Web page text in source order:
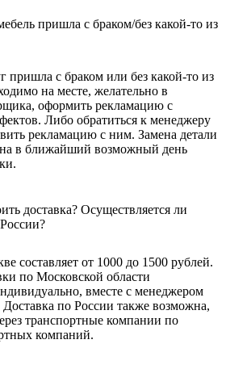
пришла с браком/без какой-то из
пришла с браком или без какой-то из
на месте, желательно в
оформить рекламацию с
Либо обратиться к менеджеру
рекламацию с ним. Замена детали
в ближайший возможный день
доставка? Осуществляется ли
составляет от 1000 до 1500 рублей.
по Московской области
вместе с менеджером
по России также возможна,
транспортные компании по
компаний.